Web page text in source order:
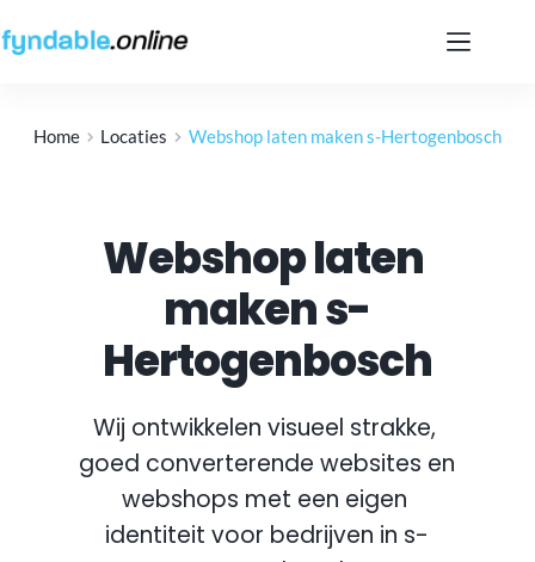
naar
de
Home Locaties Webshop laten maken s-Hertogenbosch
Webshop laten
maken s-
Hertogenbosch
Wij ontwikkelen visueel strakke,
goed converterende websites en
webshops met een eigen
identiteit voor bedrijven in s-